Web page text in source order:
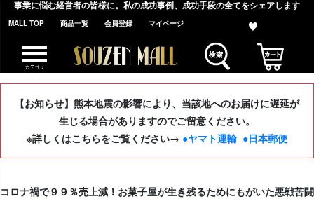
事業に悩む経営者の皆様に。私の成功事例、成功手段の全てをシェアします
MALL TOP 商品一覧 会員登録 マイページ
【お知らせ】熊本地震の影響により、当該地へのお届けに遅延が
生じる場合がありますのでご留意ください。
※詳しくはこちらをご覧ください→ ●ヤマト運輸 ●日本郵便
コロナ禍で９９％売上減！お菓子屋が生き残るためにもがいた悪戦苦闘